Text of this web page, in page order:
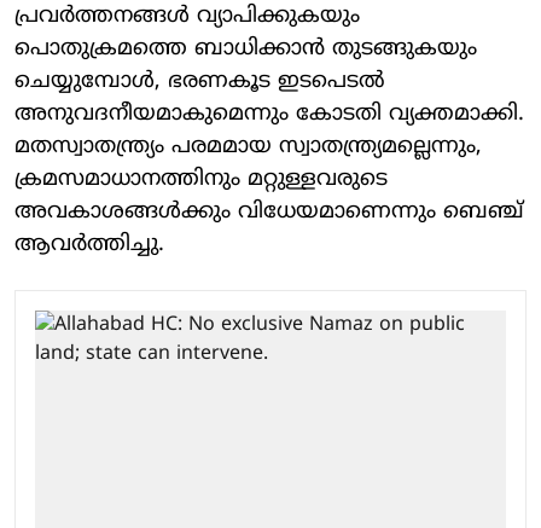
പ്രവര്‍ത്തനങ്ങള്‍ വ്യാപിക്കുകയും
പൊതുക്രമത്തെ ബാധിക്കാന്‍ തുടങ്ങുകയും
ചെയ്യുമ്പോള്‍, ഭരണകൂട ഇടപെടല്‍
അനുവദനീയമാകുമെന്നും കോടതി വ്യക്തമാക്കി.
മതസ്വാതന്ത്ര്യം പരമമായ സ്വാതന്ത്ര്യമല്ലെന്നും,
ക്രമസമാധാനത്തിനും മറ്റുള്ളവരുടെ
അവകാശങ്ങള്‍ക്കും വിധേയമാണെന്നും ബെഞ്ച്
ആവര്‍ത്തിച്ചു.